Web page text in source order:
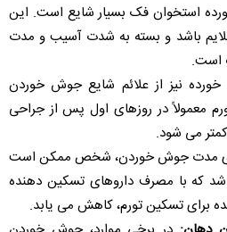
استخوان فک بسیار شایع است. این
باشد و بسته به شدت آسیب و مدت
است.
نیز از علائم شایع جوش خوردن
معمولاً در روزهای اول پس از جراحی
می شود.
مدت جوش خوردن، شخص ممکن است
که با مصرف داروهای تسکین دهنده
برای تسکین تورم، کاهش می یابد.